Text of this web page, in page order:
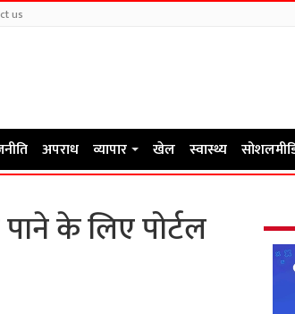
us
अपराध व्यापार खेल स्वास्थ्य
के लिए पोर्टल